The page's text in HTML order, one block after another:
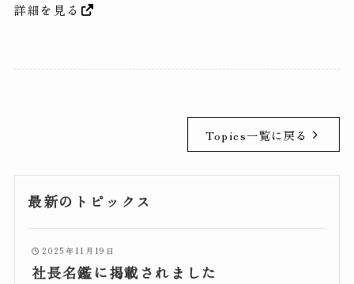
詳細を見る
Topics一覧に戻る
最新のトピックス
2025年11月19日
社長名鑑に掲載されました